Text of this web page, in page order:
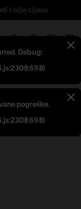
Debug:
pogreške.
i niže cijene